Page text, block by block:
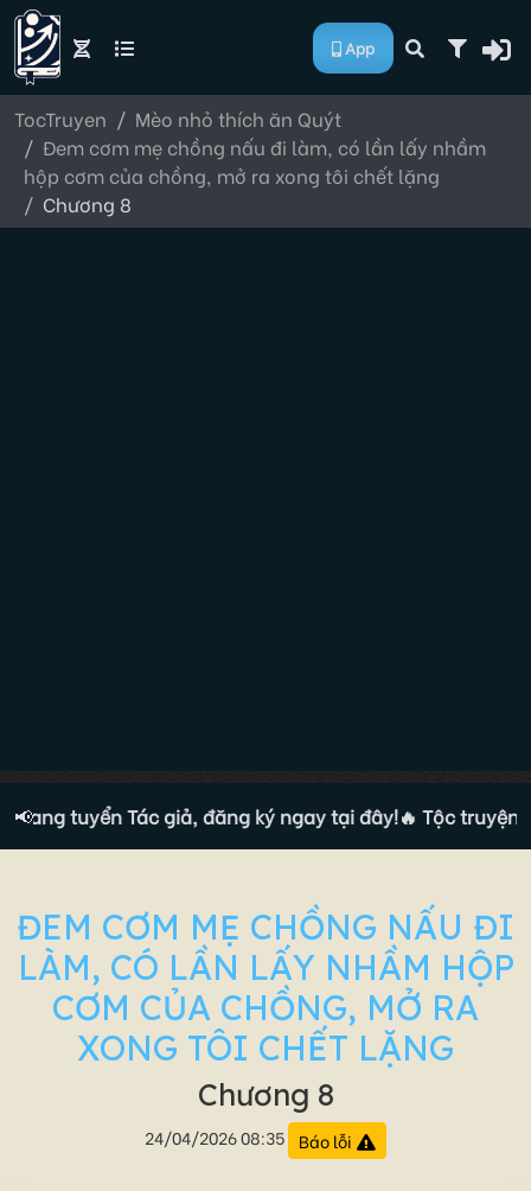
App
TocTruyen
Mèo nhỏ thích ăn Quýt
Đem cơm mẹ chồng nấu đi làm, có lần lấy nhầm
hộp cơm của chồng, mở ra xong tôi chết lặng
Chương 8
📢 tuyển Tác giả, đăng ký ngay tại đây!🔥 Tộc truyện
ĐEM CƠM MẸ CHỒNG NẤU ĐI
LÀM, CÓ LẦN LẤY NHẦM HỘP
CƠM CỦA CHỒNG, MỞ RA
XONG TÔI CHẾT LẶNG
Chương 8
24/04/2026 08:35 Báo lỗi